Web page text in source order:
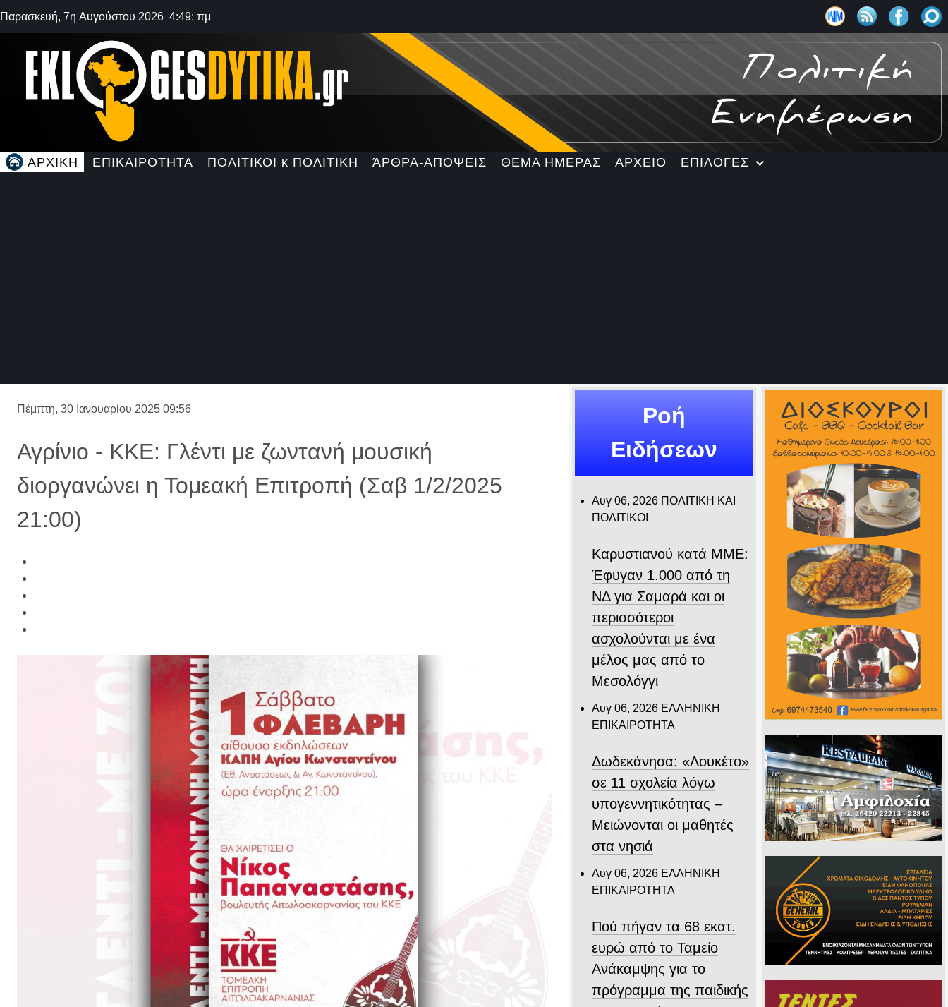
Παρασκευή, 7η Αυγούστου 2026 4:49: πμ
ΑΡΧΙΚΗ ΕΠΙΚΑΙΡΟΤΗΤΑ ΠΟΛΙΤΙΚΟΙ κ ΠΟΛΙΤΙΚΗ ΆΡΘΡΑ-ΑΠΟΨΕΙΣ ΘΕΜΑ ΗΜΕΡΑΣ ΑΡΧΕΙΟ ΕΠΙΛΟΓΕΣ
Πέμπτη, 30 Ιανουαρίου 2025 09:56
Αγρίνιο - ΚΚΕ: Γλέντι με ζωντανή μουσική
διοργανώνει η Τομεακή Επιτροπή (Σαβ 1/2/2025
21:00)
Ροή
Ειδήσεων
Αυγ 06, 2026 ΠΟΛΙΤΙΚΗ ΚΑΙ
ΠΟΛΙΤΙΚΟΙ
Καρυστιανού κατά ΜΜΕ:
Έφυγαν 1.000 από τη
ΝΔ για Σαμαρά και οι
περισσότεροι
ασχολούνται με ένα
μέλος μας από το
Μεσολόγγι
Αυγ 06, 2026 ΕΛΛΗΝΙΚΗ
ΕΠΙΚΑΙΡΟΤΗΤΑ
Δωδεκάνησα: «Λουκέτο»
σε 11 σχολεία λόγω
υπογεννητικότητας –
Μειώνονται οι μαθητές
στα νησιά
Αυγ 06, 2026 ΕΛΛΗΝΙΚΗ
ΕΠΙΚΑΙΡΟΤΗΤΑ
Πού πήγαν τα 68 εκατ.
ευρώ από το Ταμείο
Ανάκαμψης για το
πρόγραμμα της παιδικής